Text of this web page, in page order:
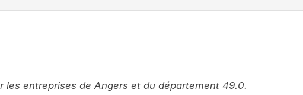
entreprises de Angers et du département 49.0.